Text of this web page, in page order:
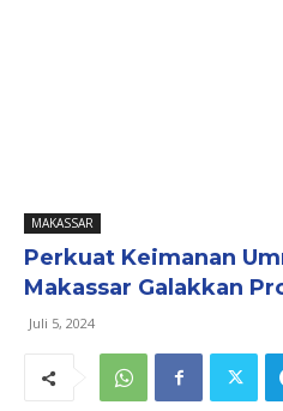
MAKASSAR
Perkuat Keimanan
Makassar Galakkan
Juli 5, 2024